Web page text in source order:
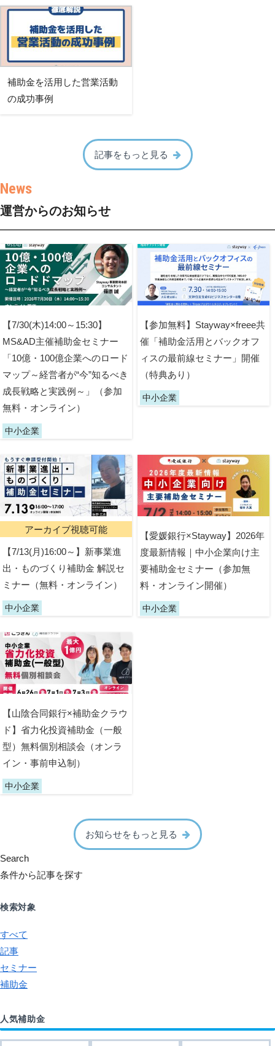
補助金を活用した営業活動
の成功事例
記事をもっと見る
運営からのお知らせ
【7/30(木)14:00～15:30】
MS&AD主催補助金セミナー
「10億・100億企業へのロード
マップ～経営者が“今”知るべき
成長戦略と実践例～」（参加
無料・オンライン）
中小企業
【参加無料】Stayway×freee共
催「補助金活用とバックオフ
ィスの最前線セミナー」開催
（特典あり）
中小企業
アーカイブ視聴可能
【7/13(月)16:00～】新事業進
出・ものづくり補助金 解説セ
ミナー（無料・オンライン）
中小企業
【愛媛銀行×Stayway】2026年
度最新情報｜中小企業向け主
要補助金セミナー（参加無
料・オンライン開催）
中小企業
【山陰合同銀行×補助金クラウ
ド】省力化投資補助金（一般
型）無料個別相談会（オンラ
イン・事前申込制）
中小企業
お知らせをもっと見る
Search
条件から記事を探す
検索対象
すべて
記事
セミナー
補助金
人気補助金